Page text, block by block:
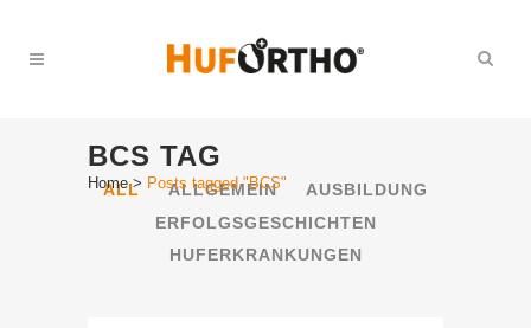
BCS TAG
Home> Posts tagged "BCS"
ALL ALLGEMEIN
AUSBILDUNG
ERFOLGSGESCHICHTEN
HUFERKRANKUNGEN